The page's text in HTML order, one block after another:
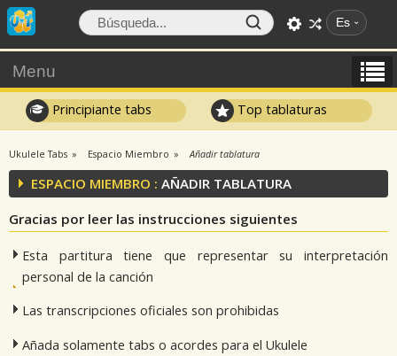
Es
Menu
Principiante tabs Top tablaturas
Ukulele Tabs Espacio Miembro Añadir tablatura
ESPACIO MIEMBRO : AÑADIR TABLATURA
Gracias por leer las instrucciones siguientes
Esta partitura tiene que representar su interpretación
personal de la canción
Las transcripciones oficiales son prohibidas
Añada solamente tabs o acordes para el Ukulele